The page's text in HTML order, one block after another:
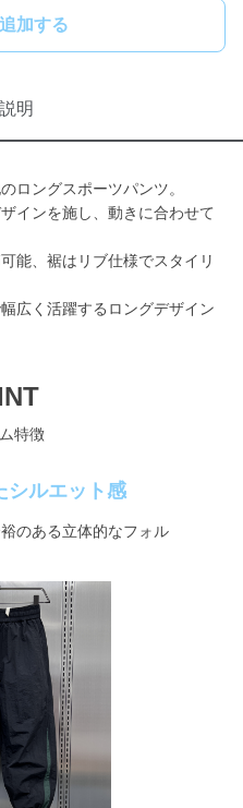
加する
明
ロングスポーツパンツ。
インを施し、動きに合わせて
能、裾はリブ仕様でスタイリ
広く活躍するロングデザイン
特徴
シルエット感
のある立体的なフォル